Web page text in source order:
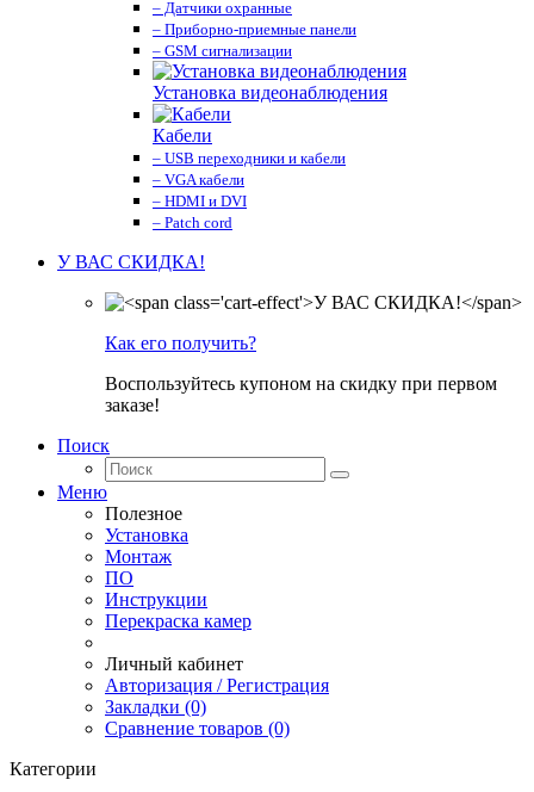
– Датчики охранные
– Приборно-приемные панели
– GSM сигнализации
Установка видеонаблюдения
Кабели
– USB переходники и кабели
– VGA кабели
– HDMI и DVI
– Patch cord
У ВАС СКИДКА!
Как его получить?
Воспользуйтесь купоном на скидку при первом
заказе!
Поиск
Меню
Полезное
Установка
Монтаж
ПО
Инструкции
Перекраска камер
Личный кабинет
Авторизация / Регистрация
Закладки (0)
Сравнение товаров (0)
Категории